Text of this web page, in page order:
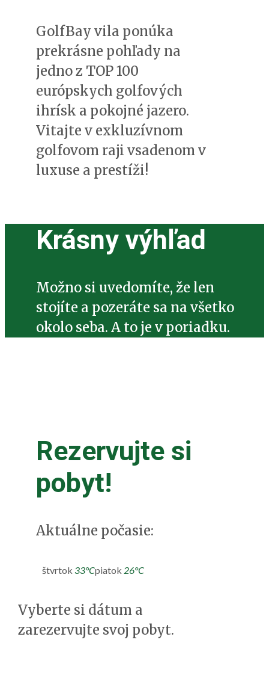
GolfBay vila ponúka
prekrásne pohľady na
jedno z TOP 100
európskych golfových
ihrísk a pokojné jazero.
Vitajte v exkluzívnom
golfovom raji vsadenom v
luxuse a prestíži!
Krásny výhľad
Možno si uvedomíte, že len
stojíte a pozeráte sa na všetko
okolo seba. A to je v poriadku.
Rezervujte si
pobyt!
Aktuálne počasie:
štvrtok 33°Cpiatok 26°C
Vyberte si dátum a
zarezervujte svoj pobyt.